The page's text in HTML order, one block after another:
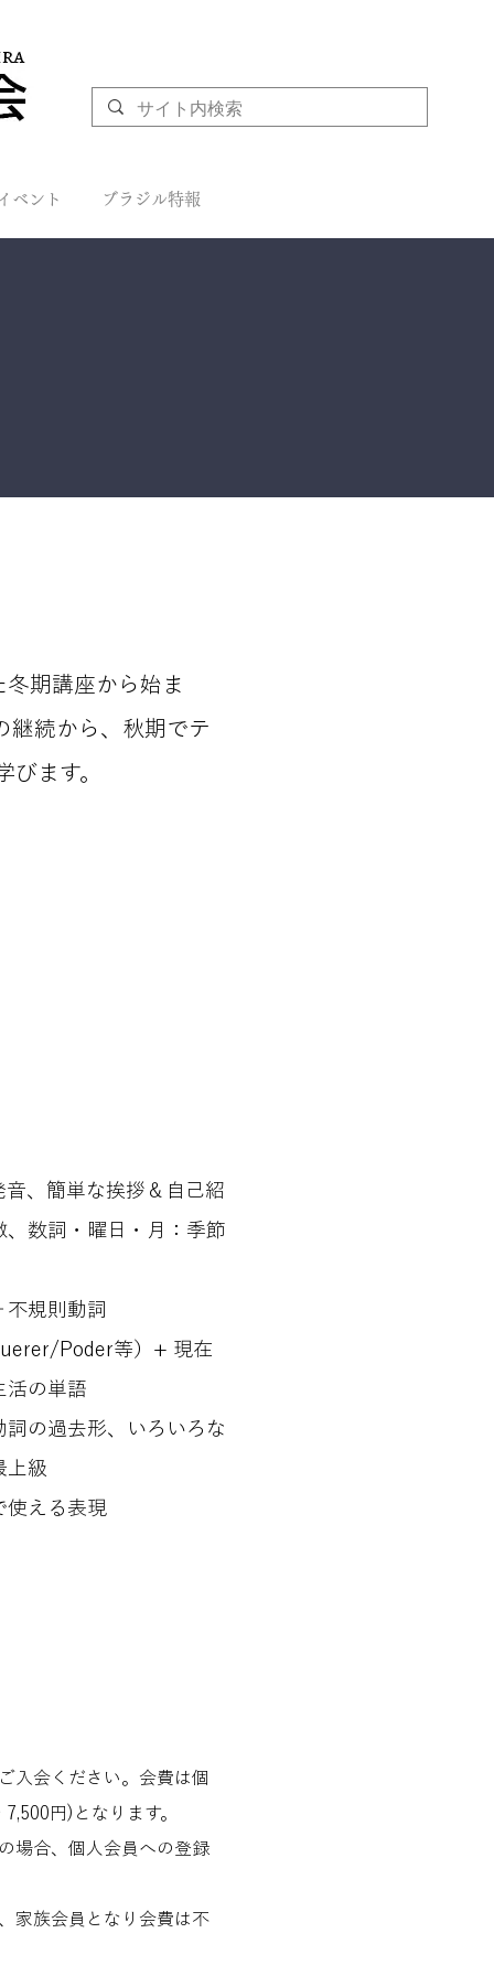
ベント ブラジル特報
期講座から始ま
継続から、秋期でテ
びます。
、簡単な挨拶＆自己紹
数詞・曜日・月：季節
不規則動詞
Poder等）+ 現在
の単語
の過去形、いろいろな
上級
使える表現
入会ください。会費は個
円)となります。
場合、個人会員への登録
家族会員となり会費は不